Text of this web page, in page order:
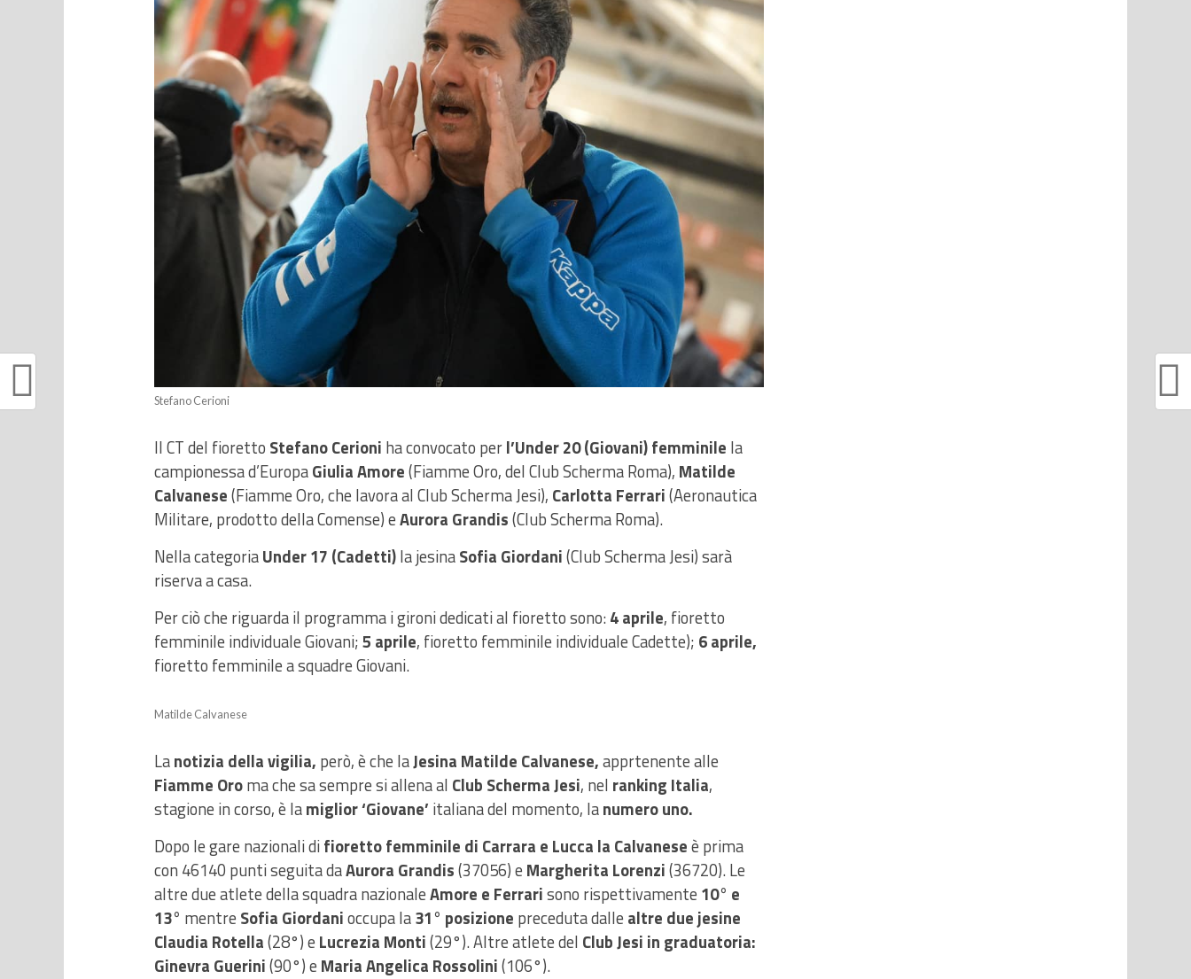
Stefano Cerioni
Il CT del fioretto Stefano Cerioni ha convocato perl’Under 20 (Giovani) femminile la
campionessa d’EuropaGiulia Amore(Fiamme Oro, del Club Scherma Roma), Matilde
Calvanese(Fiamme Oro, che lavora al Club Scherma Jesi), Carlotta Ferrari(Aeronautica
Militare, prodotto della Comense) eAurora Grandis(Club Scherma Roma).
Nella categoriaUnder 17 (Cadetti)la jesinaSofia Giordani(Club Scherma Jesi) sarà
riserva a casa.
Per ciò che riguarda il programma i gironi dedicati al fioretto sono:4 aprile, fioretto
femminile individuale Giovani;5 aprile, fioretto femminile individuale Cadette); 6 aprile,
fioretto femminile a squadre Giovani.
Matilde Calvanese
Lanotizia della vigilia, però, è che laJesina Matilde Calvanese,apprtenente alle
Fiamme Oroma che sa sempre si allena al Club Scherma Jesi, nel ranking Italia,
stagione in corso, è lamiglior ‘Giovane’ italiana del momento, lanumero uno.
Dopo le gare nazionali difioretto femminile di Carrara e Lucca la Calvaneseè prima
con 46140 punti seguita daAurora Grandis(37056) e Margherita Lorenzi(36720). Le
altre due atlete della squadra nazionaleAmore e Ferrarisono rispettivamente 10° e
13° mentre Sofia Giordanioccupa la31° posizione preceduta dalle altre due jesine
Claudia Rotella(28°) e Lucrezia Monti(29°). Altre atlete del Club Jesi in graduatoria:
Ginevra Guerini(90°) e Maria Angelica Rossolini(106°).